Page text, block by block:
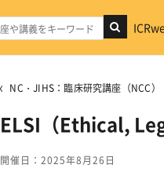
NC・JIHS：臨床研究講座（NCC）
ELSI（Ethical,
開催日：2025年8月26日